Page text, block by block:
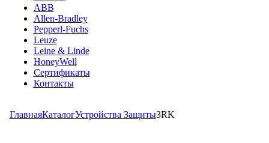
ABB
Allen-Bradley
Pepperl-Fuchs
Leuze
Leine & Linde
HoneyWell
Сертификаты
Контакты
ГлавнаяКаталогУстройства Защиты3RK